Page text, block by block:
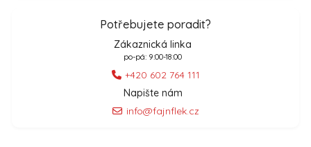
Potřebujete poradit?
Zákaznická linka
po-pá: 9:00-18:00
+420 602 764 111
Napište nám
info@fajnflek.cz